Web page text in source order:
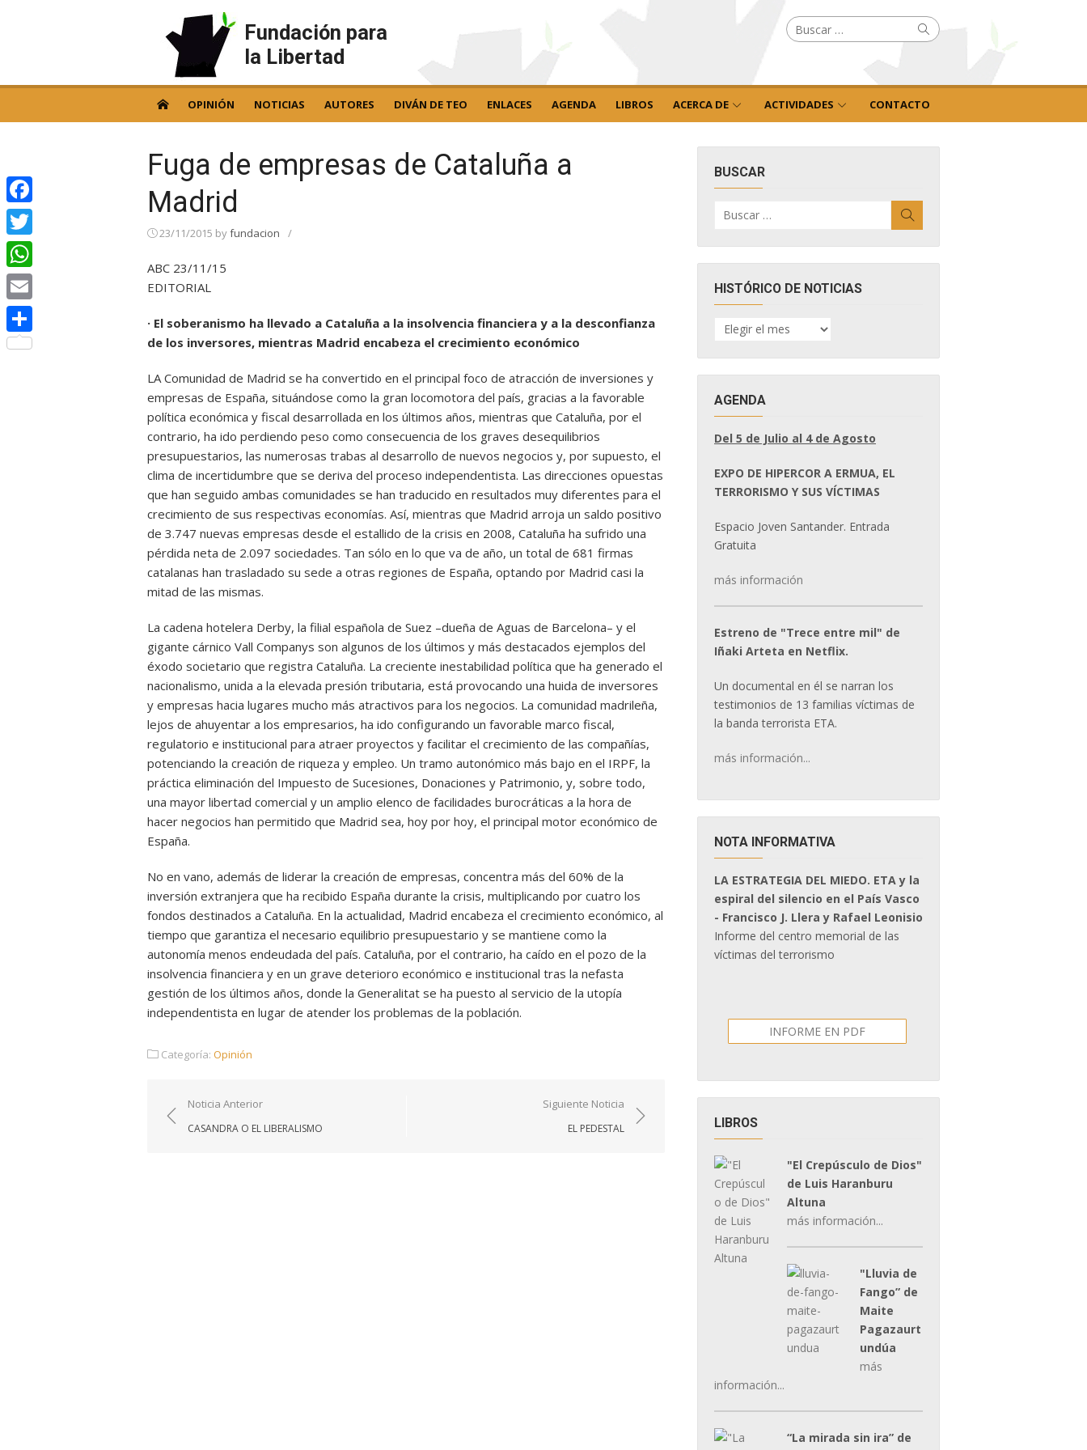
Fundación para
la Libertad
Buscar
por: Buscar
OPINIÓN NOTICIAS AUTORES DIVÁN DE TEO ENLACES AGENDA LIBROS ACERCA DE ACTIVIDADES CONTACTO
Fuga de empresas de Cataluña a
Madrid
23/11/2015 byfundacion /
ABC 23/11/15
EDITORIAL
· El soberanismo ha llevado a Cataluña a la insolvencia financiera y a la desconfianza
de los inversores, mientras Madrid encabeza el crecimiento económico
LA Comunidad de Madrid se ha convertido en el principal foco de atracción de inversiones y
empresas de España, situándose como la gran locomotora del país, gracias a la favorable
política económica y fiscal desarrollada en los últimos años, mientras que Cataluña, por el
contrario, ha ido perdiendo peso como consecuencia de los graves desequilibrios
presupuestarios, las numerosas trabas al desarrollo de nuevos negocios y, por supuesto, el
clima de incertidumbre que se deriva del proceso independentista. Las direcciones opuestas
que han seguido ambas comunidades se han traducido en resultados muy diferentes para el
crecimiento de sus respectivas economías. Así, mientras que Madrid arroja un saldo positivo
de 3.747 nuevas empresas desde el estallido de la crisis en 2008, Cataluña ha sufrido una
pérdida neta de 2.097 sociedades. Tan sólo en lo que va de año, un total de 681 firmas
catalanas han trasladado su sede a otras regiones de España, optando por Madrid casi la
mitad de las mismas.
La cadena hotelera Derby, la filial española de Suez –dueña de Aguas de Barcelona– y el
gigante cárnico Vall Companys son algunos de los últimos y más destacados ejemplos del
éxodo societario que registra Cataluña. La creciente inestabilidad política que ha generado el
nacionalismo, unida a la elevada presión tributaria, está provocando una huida de inversores
y empresas hacia lugares mucho más atractivos para los negocios. La comunidad madrileña,
lejos de ahuyentar a los empresarios, ha ido configurando un favorable marco fiscal,
regulatorio e institucional para atraer proyectos y facilitar el crecimiento de las compañías,
potenciando la creación de riqueza y empleo. Un tramo autonómico más bajo en el IRPF, la
práctica eliminación del Impuesto de Sucesiones, Donaciones y Patrimonio, y, sobre todo,
una mayor libertad comercial y un amplio elenco de facilidades burocráticas a la hora de
hacer negocios han permitido que Madrid sea, hoy por hoy, el principal motor económico de
España.
No en vano, además de liderar la creación de empresas, concentra más del 60% de la
inversión extranjera que ha recibido España durante la crisis, multiplicando por cuatro los
fondos destinados a Cataluña. En la actualidad, Madrid encabeza el crecimiento económico, al
tiempo que garantiza el necesario equilibrio presupuestario y se mantiene como la
autonomía menos endeudada del país. Cataluña, por el contrario, ha caído en el pozo de la
insolvencia financiera y en un grave deterioro económico e institucional tras la nefasta
gestión de los últimos años, donde la Generalitat se ha puesto al servicio de la utopía
independentista en lugar de atender los problemas de la población.
Categoría: Opinión
Navegación
de
Noticia Anterior
CASANDRA O EL LIBERALISMO
Siguiente Noticia
EL PEDESTAL
BUSCAR
por:
HISTÓRICO DE NOTICIAS
HISTÓRICO
DE
AGENDA
Del 5 de Julio al 4 de Agosto
EXPO DE HIPERCOR A ERMUA, EL
TERRORISMO Y SUS VÍCTIMAS
Espacio Joven Santander. Entrada
Gratuita
más información
Estreno de "Trece entre mil" de
Iñaki Arteta en Netflix.
Un documental en él se narran los
testimonios de 13 familias víctimas de
la banda terrorista ETA.
más información...
NOTA INFORMATIVA
LA ESTRATEGIA DEL MIEDO. ETA y la
espiral del silencio en el País Vasco
- Francisco J. Llera y Rafael Leonisio
Informe del centro memorial de las
víctimas del terrorismo
INFORME EN PDF
LIBROS
"El Crepúsculo de Dios"
de Luis Haranburu
Altuna
más información...
"Lluvia de
Fango” de
Maite
Pagazaurt
undúa
más
información...
“La mirada sin ira” de
Facebook
Twitter
WhatsApp
Email
Compartir